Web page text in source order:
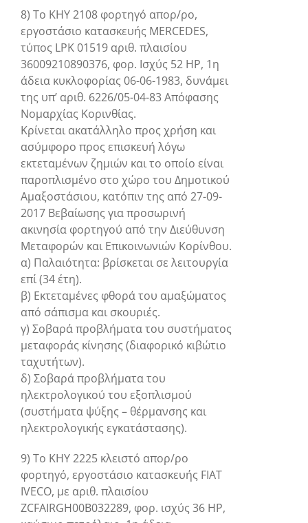
8) Το ΚΗΥ 2108 φορτηγό απορ/ρο,
εργοστάσιο κατασκευής MERCEDES,
τύπος LPK 01519 αριθ. πλαισίου
36009210890376, φορ. Ισχύς 52 ΗΡ, 1η
άδεια κυκλοφορίας 06-06-1983, δυνάμει
της υπ’ αριθ. 6226/05-04-83 Απόφασης
Νομαρχίας Κορινθίας.
Κρίνεται ακατάλληλο προς χρήση και
ασύμφορο προς επισκευή λόγω
εκτεταμένων ζημιών και το οποίο είναι
παροπλισμένο στο χώρο του Δημοτικού
Αμαξοστάσιου, κατόπιν της από 27-09-
2017 Βεβαίωσης για προσωρινή
ακινησία φορτηγού από την Διεύθυνση
Μεταφορών και Επικοινωνιών Κορίνθου.
α) Παλαιότητα: βρίσκεται σε λειτουργία
επί (34 έτη).
β) Εκτεταμένες φθορά του αμαξώματος
από σάπισμα και σκουριές.
γ) Σοβαρά προβλήματα του συστήματος
μεταφοράς κίνησης (διαφορικό κιβώτιο
ταχυτήτων).
δ) Σοβαρά προβλήματα του
ηλεκτρολογικού του εξοπλισμού
(συστήματα ψύξης – θέρμανσης και
ηλεκτρολογικής εγκατάστασης).
9) Το ΚΗΥ 2225 κλειστό απορ/ρο
φορτηγό, εργοστάσιο κατασκευής FIAT
IVECO, με αριθ. πλαισίου
ZCFAIRGH00B032289, φορ. ισχύς 36 ΗΡ,